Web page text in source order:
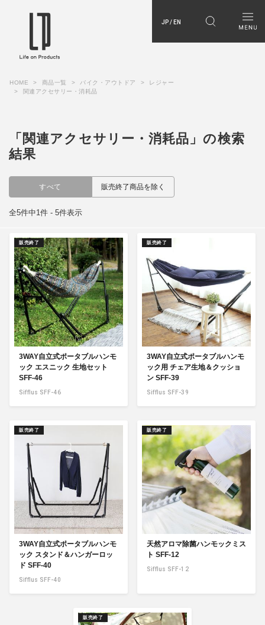
JP / EN
HOME 商品一覧 バイク・アウトドア
レジャー
関連アクセサリー・消耗品
「関連アクセサリー・消耗品」の検索
結果
すべて 販売終了商品を除く
全5件中1件 - 5件表示
3WAY自立式ポータブルハンモ
ック エスニック 生地セット
SFF-46
Sifflus SFF-46
販売終了
3WAY自立式ポータブルハンモ
ック用 チェア生地＆クッショ
ン SFF-39
Sifflus SFF-39
販売終了
3WAY自立式ポータブルハンモ
ック スタンド＆ハンガーロッ
ド SFF-40
Sifflus SFF-40
販売終了
天然アロマ除菌ハンモックミス
ト SFF-12
Sifflus SFF-12
販売終了
販売終了